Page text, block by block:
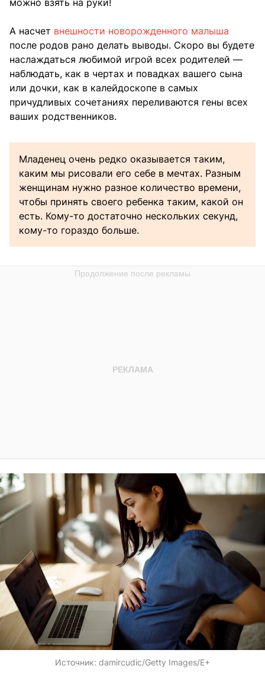
А насчет внешности новорожденного малыша
после родов рано делать выводы. Скоро вы будете
наслаждаться любимой игрой всех родителей —
наблюдать, как в чертах и повадках вашего сына
или дочки, как в калейдоскопе в самых
причудливых сочетаниях переливаются гены всех
ваших родственников.
Младенец очень редко оказывается таким,
каким мы рисовали его себе в мечтах. Разным
женщинам нужно разное количество времени,
чтобы принять своего ребенка таким, какой он
есть. Кому-то достаточно нескольких секунд,
кому-то гораздо больше.
Источник: damircudic/Getty Images/E+